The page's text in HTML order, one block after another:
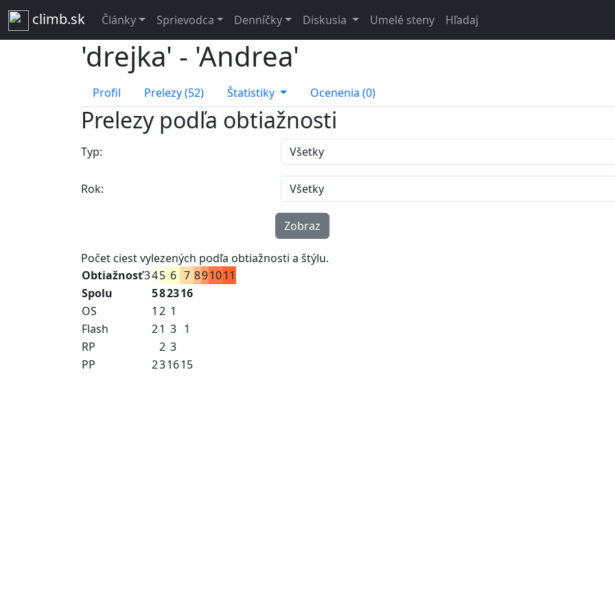
climb.sk Články Sprievodca Denníčky Diskusia Umelé steny Hľadaj
'drejka' - 'Andrea'
Profil Prelezy (52) Štatistiky Ocenenia (0)
Prelezy podľa obtiažnosti
Typ:
Rok:
Počet ciest vylezených podľa obtiažnosti a štýlu.
Obtiažnosť345 6 7 891011
Spolu
582316
OS
1 2 1
Flash
21 3 1
RP
2 3
PP
231615